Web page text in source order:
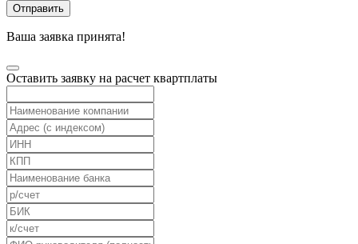
Отправить
Ваша заявка принята!
Оставить заявку на расчет квартплаты